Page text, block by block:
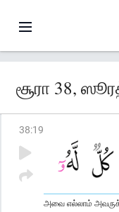
சூரா 38,
38:19
அவை எல்லாம்